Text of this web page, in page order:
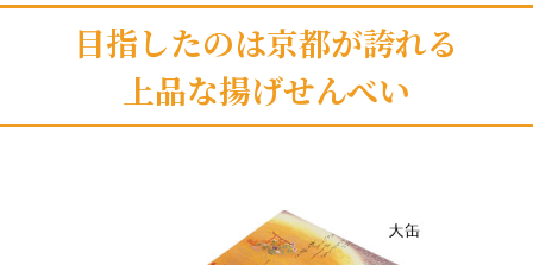
目指したのは京都が誇れる
上品な揚げせんべい